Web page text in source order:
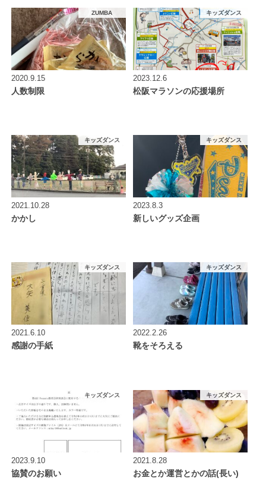
ZUMBA
2020.9.15
人数制限
キッズダンス
2023.12.6
松阪マラソンの応援場所
キッズダンス
2021.10.28
かかし
キッズダンス
2023.8.3
新しいグッズ企画
キッズダンス
2021.6.10
感謝の手紙
キッズダンス
2022.2.26
靴をそろえる
キッズダンス
2023.9.10
協賛のお願い
キッズダンス
2021.8.28
お金とか運営とかの話(長い)